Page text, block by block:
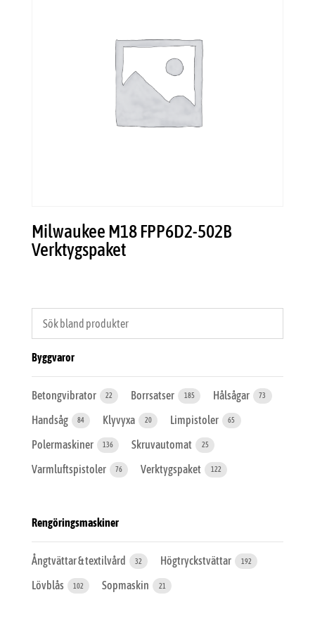
Milwaukee M18 FPP6D2-502B
Verktygspaket
Byggvaror
Betongvibrator 22 Borrsatser 185 Hålsågar 73
Handsåg 84 Klyvyxa 20 Limpistoler 65
Polermaskiner 136 Skruvautomat 25
Varmluftspistoler 76 Verktygspaket 122
Rengöringsmaskiner
Ångtvättar & textilvård 32 Högtryckstvättar 192
Lövblås 102 Sopmaskin 21